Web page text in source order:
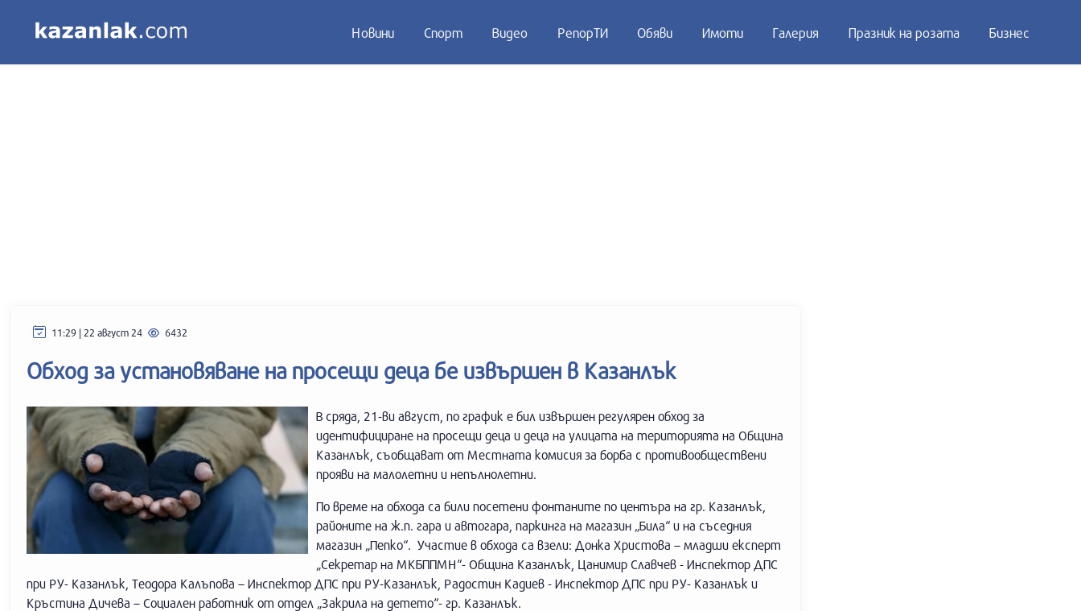
Новини Спорт Видео РепорТИ Обяви Имоти Галерия Празник на розата Бизнес
11:29 | 22 август 24 6432
Обход за установяване на просещи деца бе извършен в Казанлък
В сряда, 21-ви август, по график е бил извършен регулярен обход за
идентифициране на просещи деца и деца на улицата на територията на Община
Казанлък, съобщават от Местната комисия за борба с противообществени
прояви на малолетни и непълнолетни.
По време на обхода са били посетени фонтаните по центъра на гр. Казанлък,
районите на ж.п. гара и автогара, паркинга на магазин „Била“ и на съседния
магазин „Пепко“. Участие в обхода са взели: Донка Христова – младши експерт
„Секретар на МКБППМН“- Община Казанлък, Цанимир Славчев - Инспектор ДПС
при РУ- Казанлък, Теодора Калъпова – Инспектор ДПС при РУ-Казанлък, Радостин Кадиев - Инспектор ДПС при РУ- Казанлък и
Кръстина Дичева – Социален работник от отдел „Закрила на детето“- гр. Казанлък.